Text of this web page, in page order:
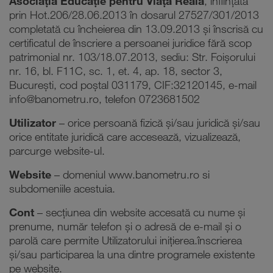
Asociaţia Educaţie pentru Viaţă Reală, înființată
prin Hot.206/28.06.2013 în dosarul 27527/301/2013
completată cu încheierea din 13.09.2013 și înscrisă cu
certificatul de înscriere a persoanei juridice fără scop
patrimonial nr. 103/18.07.2013, sediu: Str. Foișorului
nr. 16, bl. F11C, sc. 1, et. 4, ap. 18, sector 3,
București, cod poștal 031179, CIF:32120145, e-mail
info@banometru.ro, telefon 0723681502
Utilizator – orice persoană fizică și/sau juridică și/sau
orice entitate juridică care accesează, vizualizează,
parcurge website-ul.
Website – domeniul www.banometru.ro si
subdomeniile acestuia.
Cont – secțiunea din website accesată cu nume și
prenume, număr telefon și o adresă de e-mail și o
parolă care permite Utilizatorului inițierea.înscrierea
și/sau participarea la una dintre programele existente
pe website.